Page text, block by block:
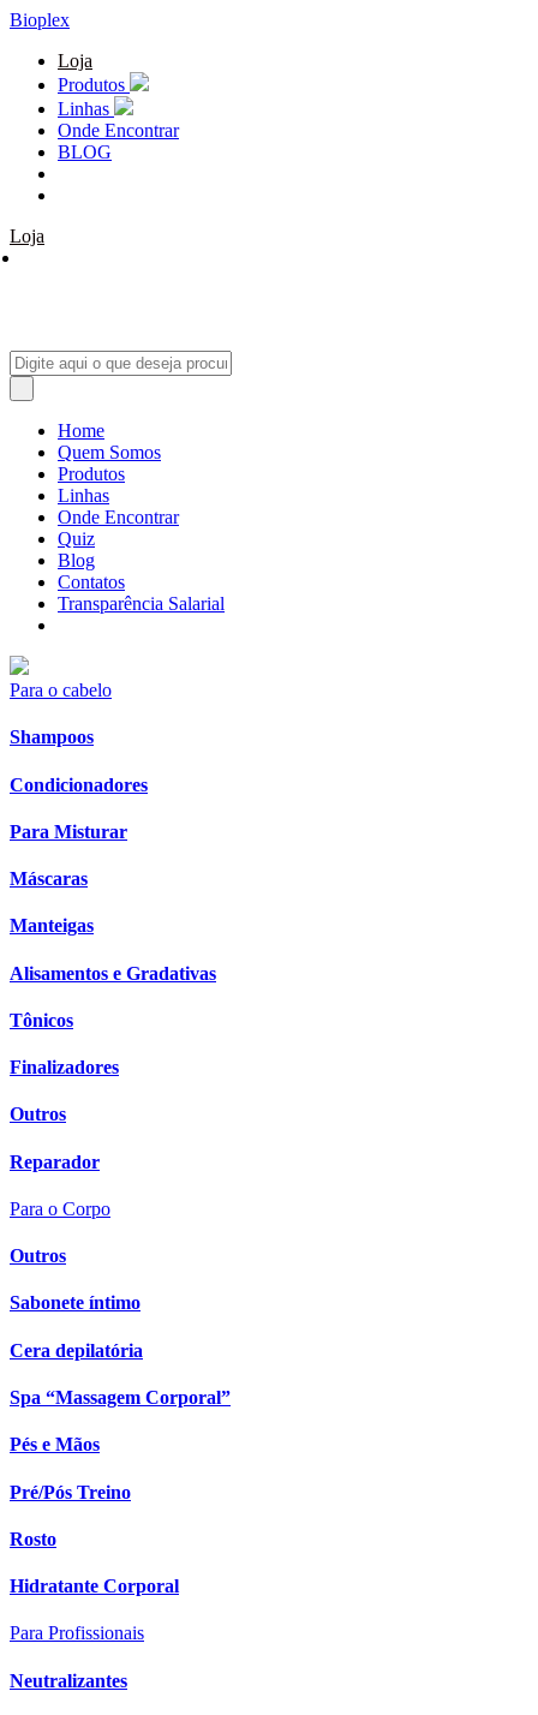
Bioplex
Loja
Produtos
Linhas
Onde Encontrar
BLOG
Loja
Home
Quem Somos
Produtos
Linhas
Onde Encontrar
Quiz
Blog
Contatos
Transparência Salarial
Para o cabelo
Shampoos
Condicionadores
Para Misturar
Máscaras
Manteigas
Alisamentos e Gradativas
Tônicos
Finalizadores
Outros
Reparador
Para o Corpo
Outros
Sabonete íntimo
Cera depilatória
Spa “Massagem Corporal”
Pés e Mãos
Pré/Pós Treino
Rosto
Hidratante Corporal
Para Profissionais
Neutralizantes